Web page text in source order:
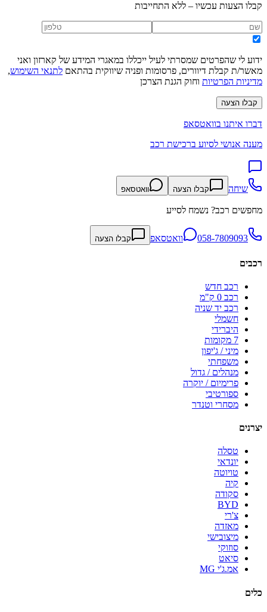
קבלו הצעות עכשיו – ללא התחייבות
ידוע לי שהפרטים שמסרתי לעיל ייכללו במאגרי המידע של קארזון ואני
מאשר/ת קבלת דיוורים, פרסומות ופניה שיווקית בהתאם לתנאי השימוש,
מדיניות הפרטיות וחוק הגנת הצרכן
קבלו הצעה
דברו איתנו בוואטסאפ
מענה אנושי לסיוע ברכישת רכב
שיחה קבלו הצעה וואטסאפ
מחפשים רכב? נשמח לסייע
058-7809093 וואטסאפ קבלו הצעה
רכבים
רכב חדש
רכב 0 ק"מ
רכב יד שניה
חשמלי
היברידי
7 מקומות
מיני / ג'יפון
משפחתי
מנהלים / גדול
פרימיום / יוקרה
ספורטיבי
מסחרי וטנדר
יצרנים
טסלה
יונדאי
טויוטה
קיה
סקודה
BYD
צ'רי
מאזדה
מיצובישי
סוזוקי
סיאט
אמ.ג'י MG
כלים